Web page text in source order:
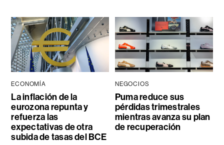
ECONOMÍA
La inflación de la
eurozona repunta y
refuerza las
expectativas de otra
subida de tasas del BCE
NEGOCIOS
Puma reduce sus
pérdidas trimestrales
mientras avanza su plan
de recuperación